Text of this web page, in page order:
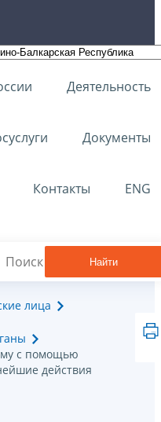
Деятельность
Документы
Контакты ENG
Найти
лица
с помощью
действия